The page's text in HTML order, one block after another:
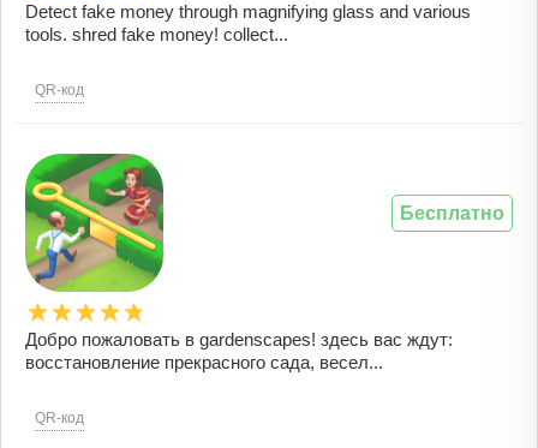
Detect fake money through magnifying glass and various
tools. shred fake money! collect...
QR-код
Добро пожаловать в gardenscapes! здесь вас ждут:
восстановление прекрасного сада, весел...
QR-код
Бесплатно